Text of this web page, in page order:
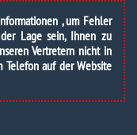
, um Fehler
Lage sein, Ihnen zu
Vertretern nicht in
Telefon auf der Website